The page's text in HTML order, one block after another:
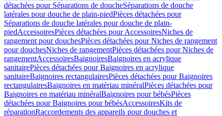
détachées pour Séparations de doucheSéparations de douche
latérales pour douche de plain-piedPièces détachées pour
Séparations de douche latérales pour douche de plain-
piedAccessoiresPièces détachées pour AccessoiresNiches de
rangement pour douchesPièces détachées pour Niches de rangement
pour douchesNiches de rangementPièces détachées pour Niches de
rangementAccessoiresBaignoiresBaignoires en acrylique
sanitairePièces détachées pour Baignoires en acrylique
sanitaireBaignoires rectangulairesPièces détachées pour Baignoires
rectangulairesBaignoires en matériau minéralPièces détachées pour
Baignoires en matériau minéralBaignoires pour bébésPièces
détachées pour Baignoires pour bébésAccessoiresKits de
réparationRaccordements des appareils pour douches et